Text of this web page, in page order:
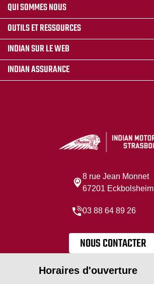
QUI SOMMES NOUS
OUTILS ET RESSOURCES
INDIAN SUR LE WEB
INDIAN ASSURANCE
8 rue Jean Monnet
67201 Eckbolsheim
03 88 64 89 26
NOUS CONTACTER
Horaires d'ouverture